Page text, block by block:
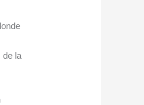
de la